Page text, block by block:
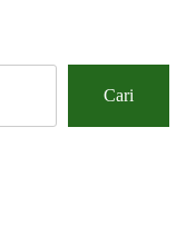
Cari